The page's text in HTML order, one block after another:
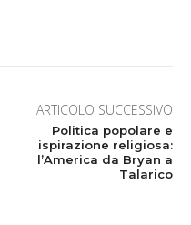
ARTICOLO SUCCESSIVO
Politica popolare e
ispirazione religiosa:
l’America da Bryan a
Talarico